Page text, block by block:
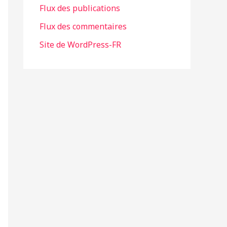
s
Flux des publications
Flux des commentaires
Site de WordPress-FR